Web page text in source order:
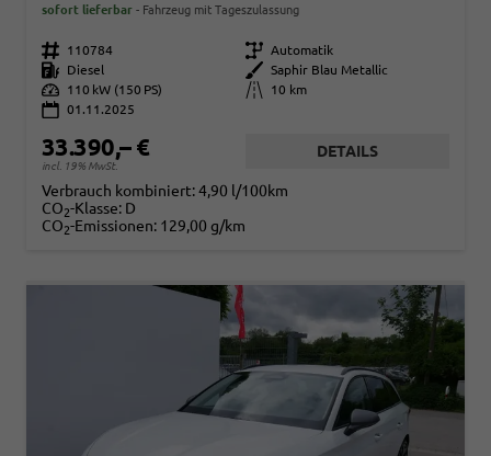
sofort lieferbar Fahrzeug mit Tageszulassung
Fahrzeugnr. 110784 Getriebe Automatik
Kraftstoff
Diesel Außenfarbe
Saphir Blau Metallic
Leistung
110 kW (150 PS) Kilometerstand
10 km
01.11.2025
33.390,– €
incl. 19% MwSt.
DETAILS
Verbrauch kombiniert:4,90 l/100km
CO2-Klasse: D
CO2-Emissionen: 129,00 g/km